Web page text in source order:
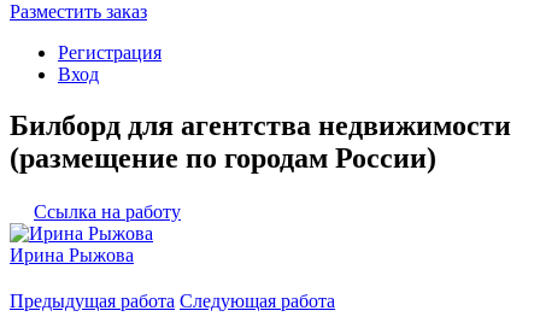
Разместить заказ
Регистрация
Вход
Билборд для агентства недвижимости
(размещение по городам России)
Ссылка на работу
Ирина Рыжова
Предыдущая работа Следующая работа